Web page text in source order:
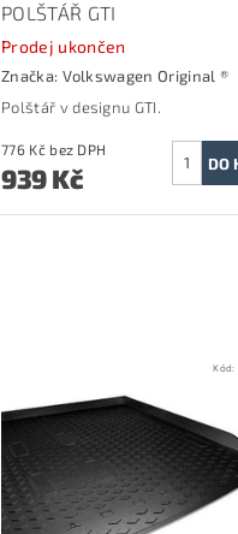
POLŠTÁŘ GTI
Prodej ukončen
Značka: Volkswagen Original ®
Polštář v designu GTI.
776 Kč bez DPH
939 Kč
Kód: